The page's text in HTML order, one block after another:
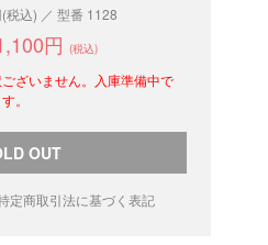
税込) ／ 型番 1128
円(税込)
ざいません。入庫準備中で
す。
OUT
定商取引法に基づく表記